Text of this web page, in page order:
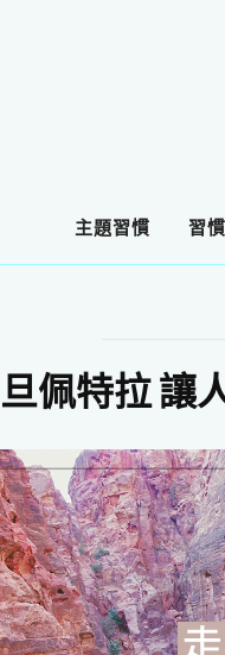
主題習慣 習
佩特拉 讓